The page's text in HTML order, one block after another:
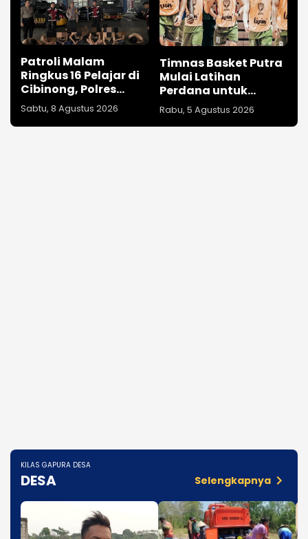
Patroli Malam
Ringkus 16 Pelajar di
Cibinong, Polres
Bogor Berhasil
Gagalkan Aksi
Tawuran dan Sita
Sabtu, 8 Agustus 2026
Timnas Basket Putra
Mulai Latihan
Perdana untuk
Kualifikasi Asia
Rabu, 5 Agustus 2026
KILAS GAPURA DESA
DESA Selengkapnya